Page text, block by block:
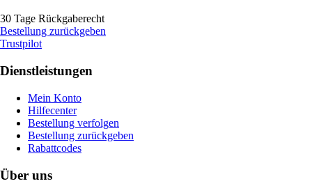
30 Tage Rückgaberecht
Bestellung zurückgeben
Trustpilot
Dienstleistungen
Mein Konto
Hilfecenter
Bestellung verfolgen
Bestellung zurückgeben
Rabattcodes
Über uns